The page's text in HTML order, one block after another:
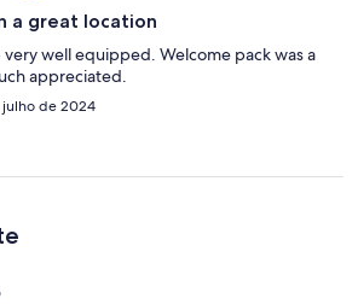
a great location
very well equipped. Welcome pack was a
appreciated.
julho de 2024